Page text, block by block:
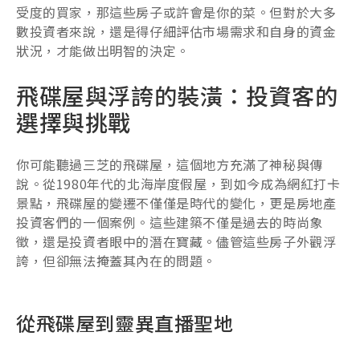
受度的買家，那這些房子或許會是你的菜。但對於大多
數投資者來說，還是得仔細評估市場需求和自身的資金
狀況，才能做出明智的決定。
飛碟屋與浮誇的裝潢：投資客的
選擇與挑戰
你可能聽過三芝的飛碟屋，這個地方充滿了神秘與傳
說。從1980年代的北海岸度假屋，到如今成為網紅打卡
景點，飛碟屋的變遷不僅僅是時代的變化，更是房地產
投資客們的一個案例。這些建築不僅是過去的時尚象
徵，還是投資者眼中的潛在寶藏。儘管這些房子外觀浮
誇，但卻無法掩蓋其內在的問題。
從飛碟屋到靈異直播聖地